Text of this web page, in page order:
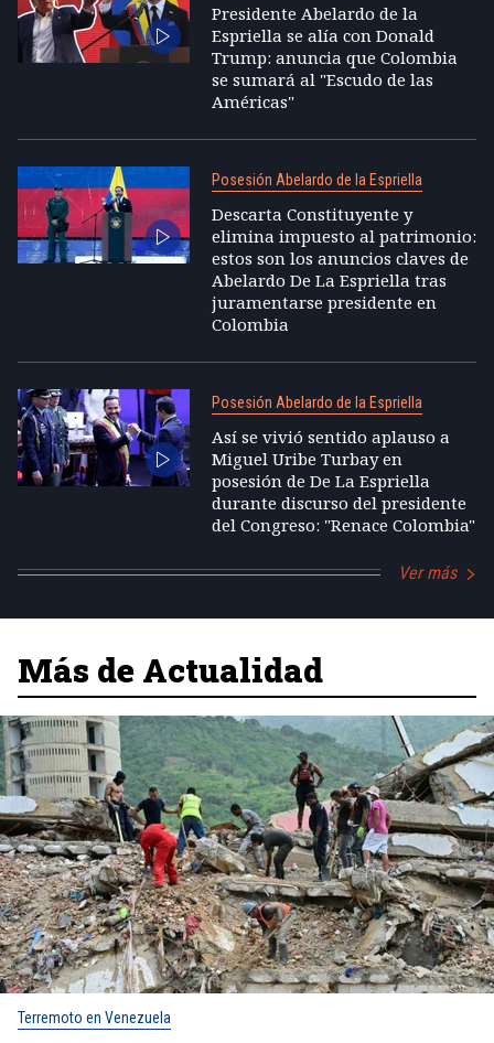
Presidente Abelardo de la
Espriella se alía con Donald
Trump: anuncia que Colombia
se sumará al "Escudo de las
Américas"
Posesión Abelardo de la Espriella
Descarta Constituyente y
elimina impuesto al patrimonio:
estos son los anuncios claves de
Abelardo De La Espriella tras
juramentarse presidente en
Colombia
Posesión Abelardo de la Espriella
Así se vivió sentido aplauso a
Miguel Uribe Turbay en
posesión de De La Espriella
durante discurso del presidente
del Congreso: "Renace Colombia"
Ver más
Más de Actualidad
Terremoto en Venezuela